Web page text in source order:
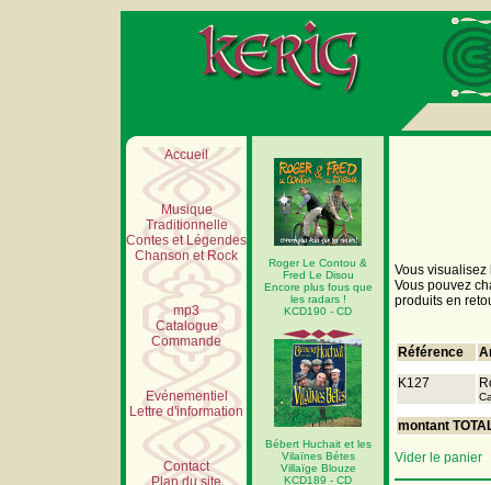
Accueil
Musique
Traditionnelle
Contes et Légendes
Chanson et Rock
mp3
Catalogue
Commande
Evénementiel
Lettre d'information
Contact
Plan du site
Roger Le Contou &
Fred Le Disou
Encore plus fous que
les radars !
KCD190 - CD
Bébert Huchait et les
Vilaïnes Bétes
Villaïge Blouze
KCD189 - CD
Vous visualisez
Vous pouvez
produits en
Référence
K127
montant
Vider le panier